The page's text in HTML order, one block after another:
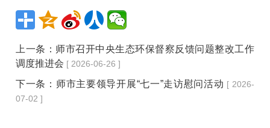
上一条： 师市召开中央生态环保督察反馈问题整改工作
调度推进会 [ 2026-06-26 ]
下一条： 师市主要领导开展“七一”走访慰问活动 [ 2026-
07-02 ]